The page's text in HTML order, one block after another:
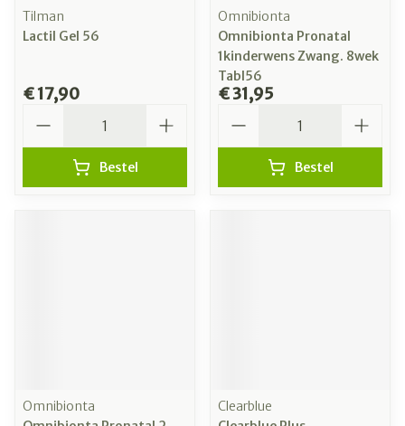
Tilman
Lactil Gel 56
€ 17,90
Bestel
Omnibionta
Omnibionta Pronatal
1kinderwens Zwang. 8wek
Tabl56
€ 31,95
Bestel
Omnibionta
Clearblue